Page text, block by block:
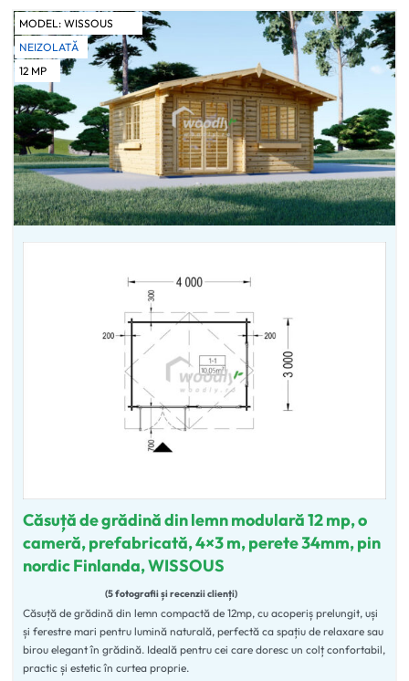
NEIZOLATĂ
MODEL: WISSOUS
12 MP
Căsuță de grădină din lemn modulară 12 mp, o
cameră, prefabricată, 4×3 m, perete 34mm, pin
nordic Finlanda, WISSOUS
Evaluat la4.80din 5
5 fotografii și recenzii clienți
Căsuță de grădină din lemn compactă de 12mp, cu acoperiș prelungit, uși
și ferestre mari pentru lumină naturală, perfectă ca spațiu de relaxare sau
birou elegant în grădină. Ideală pentru cei care doresc un colț confortabil,
practic și estetic în curtea proprie.